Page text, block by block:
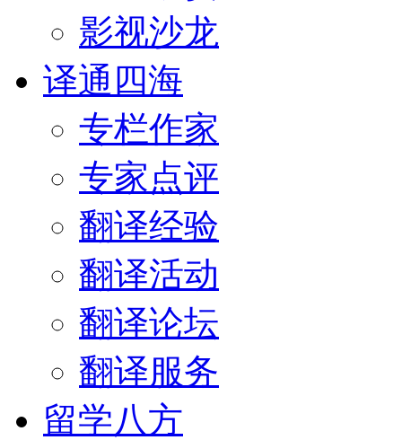
影视沙龙
译通四海
专栏作家
专家点评
翻译经验
翻译活动
翻译论坛
翻译服务
留学八方